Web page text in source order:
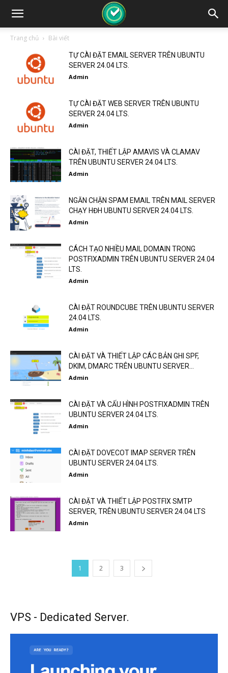
Trang chủ Bài viết
TỰ CÀI ĐẶT EMAIL SERVER TRÊN UBUNTU
SERVER 24.04 LTS.
Admin
TỰ CÀI ĐẶT WEB SERVER TRÊN UBUNTU
SERVER 24.04 LTS.
Admin
CÀI ĐẶT, THIẾT LẬP AMAVIS VÀ CLAMAV
TRÊN UBUNTU SERVER 24.04 LTS.
Admin
NGĂN CHẶN SPAM EMAIL TRÊN MAIL SERVER
CHẠY HĐH UBUNTU SERVER 24.04 LTS.
Admin
CÁCH TẠO NHIỀU MAIL DOMAIN TRONG
POSTFIXADMIN TRÊN UBUNTU SERVER 24.04
LTS.
Admin
CÀI ĐẶT ROUNDCUBE TRÊN UBUNTU SERVER
24.04 LTS.
Admin
CÀI ĐẶT VÀ THIẾT LẬP CÁC BẢN GHI SPF,
DKIM, DMARC TRÊN UBUNTU SERVER...
Admin
CÀI ĐẶT VÀ CẤU HÌNH POSTFIXADMIN TRÊN
UBUNTU SERVER 24.04 LTS.
Admin
CÀI ĐẶT DOVECOT IMAP SERVER TRÊN
UBUNTU SERVER 24.04 LTS.
Admin
CÀI ĐẶT VÀ THIẾT LẬP POSTFIX SMTP
SERVER, TRÊN UBUNTU SERVER 24.04 LTS
Admin
1 2 3
VPS - Dedicated Server.